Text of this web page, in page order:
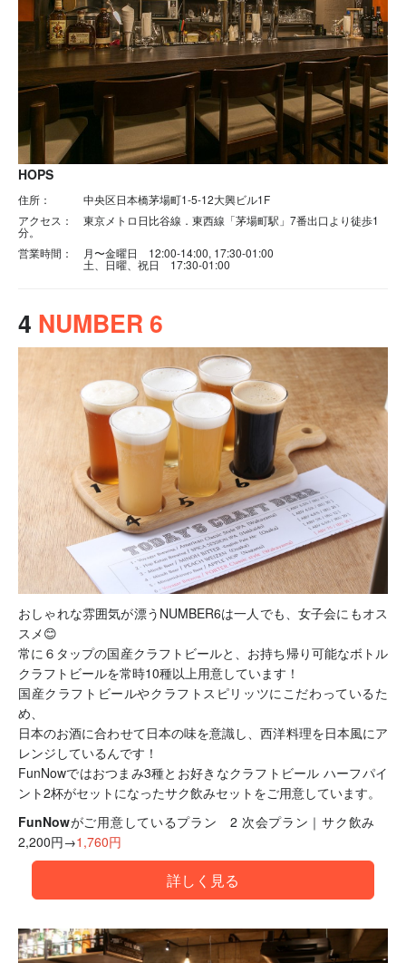
HOPS
住所： 中央区日本橋茅場町1-5-12大興ビル1F
アクセス： 東京メトロ日比谷線．東西線「茅場町駅」7番出口より徒歩1
分。
営業時間：
月〜金曜日 12:00-14:00, 17:30-01:00
土、日曜、祝日 17:30-01:00
4 NUMBER 6
おしゃれな雰囲気が漂うNUMBER6は一人でも、女子会にもオス
スメ😊
常に６タップの国産クラフトビールと、お持ち帰り可能なボトル
クラフトビールを常時10種以上用意しています！
国産クラフトビールやクラフトスピリッツにこだわっているた
め、
日本のお酒に合わせて日本の味を意識し、西洋料理を日本風にア
レンジしているんです！
FunNowではおつまみ3種とお好きなクラフトビール ハーフパイ
ント2杯がセットになったサク飲みセットをご用意しています。
FunNowがご用意しているプラン2 次会プラン｜サク飲み
2,200円→1,760円
詳しく見る